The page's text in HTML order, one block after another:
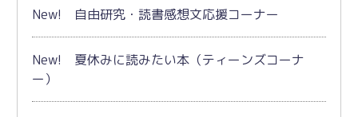
New! 自由研究・読書感想文応援コーナー
New! 夏休みに読みたい本（ティーンズコーナ
ー）